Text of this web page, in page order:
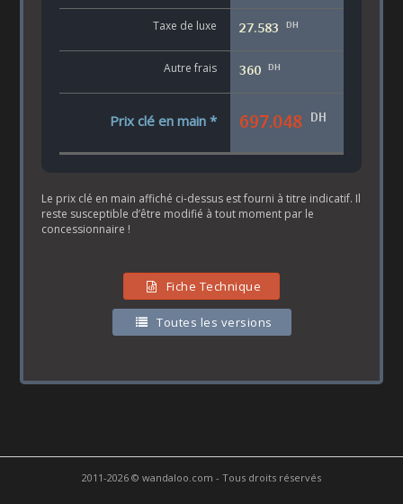
Taxe de luxe 27.583 DH
Autre frais 360 DH
Prix clé en main * 697.048 DH
Le prix clé en main affiché ci-dessus est fourni à titre indicatif. Il
reste susceptible d’être modifié à tout moment par le
concessionnaire !
Fiche Technique
Toutes les versions
2011-2026 © wandaloo.com - Tous droits réservés